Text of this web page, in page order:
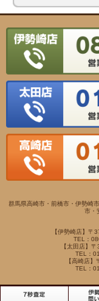
群馬県高崎市・前橋市・伊勢崎
市・
【伊勢崎店】
TEL：
【太田店】
TEL：
【高崎店
TEL：
Copyright(c)